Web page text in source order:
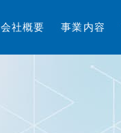
会社概要 事業 内容